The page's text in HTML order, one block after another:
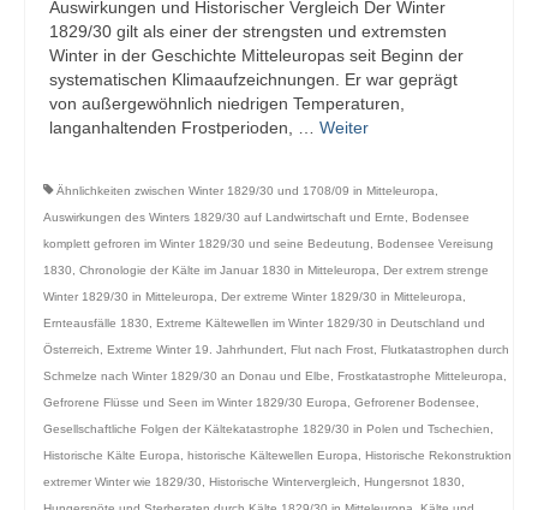
Impressum
Auswirkungen und Historischer Vergleich Der Winter
1829/30 gilt als einer der strengsten und extremsten
Winter in der Geschichte Mitteleuropas seit Beginn der
systematischen Klimaaufzeichnungen. Er war geprägt
von außergewöhnlich niedrigen Temperaturen,
langanhaltenden Frostperioden, … Weiter
Ähnlichkeiten zwischen Winter 1829/30 und 1708/09 in Mitteleuropa
Auswirkungen des Winters 1829/30 auf Landwirtschaft und Ernte
Bodensee
komplett gefroren im Winter 1829/30 und seine Bedeutung
Bodensee Vereisung
1830
Chronologie der Kälte im Januar 1830 in Mitteleuropa
Der extrem strenge
Winter 1829/30 in Mitteleuropa
Der extreme Winter 1829/30 in Mitteleuropa
Ernteausfälle 1830
Extreme Kältewellen im Winter 1829/30 in Deutschland und
Österreich
Extreme Winter 19. Jahrhundert Flut nach Frost Flutkatastrophen durch
Schmelze nach Winter 1829/30 an Donau und Elbe
Frostkatastrophe Mitteleuropa
Gefrorene Flüsse und Seen im Winter 1829/30 Europa
Gefrorener Bodensee
Gesellschaftliche Folgen der Kältekatastrophe 1829/30 in Polen und Tschechien
Historische Kälte Europa
historische Kältewellen Europa
Historische Rekonstruktion
extremer Winter wie 1829/30
Historische Wintervergleich Hungersnot 1830